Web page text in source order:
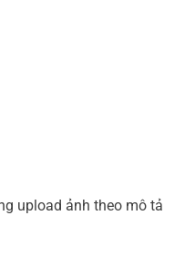
upload ảnh theo mô tả